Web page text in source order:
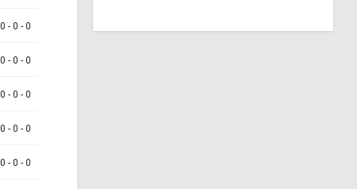
- 0 - 0
- 0 - 0
- 0 - 0
- 0 - 0
- 0 - 0